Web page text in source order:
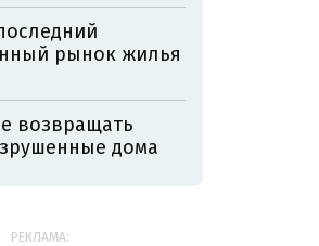
рынок жилья
возвращать
дома
РЕКЛАМА: